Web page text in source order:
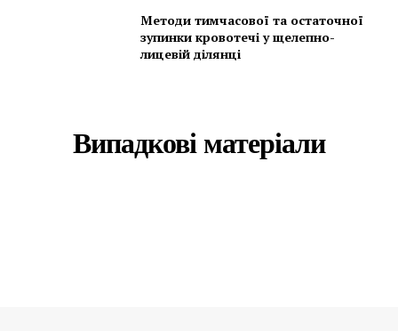
Методи тимчасової та остаточної
зупинки кровотечі у щелепно-
лицевій ділянці
Випадкові матеріали